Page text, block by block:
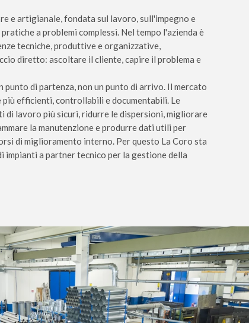
e artigianale, fondata sul lavoro, sull'impegno e
a problemi complessi. Nel tempo l'azienda è
tecniche, produttive e organizzative,
diretto: ascoltare il cliente, capire il problema e
di partenza, non un punto di arrivo. Il mercato
più efficienti, controllabili e documentabili. Le
di lavoro più sicuri, ridurre le dispersioni, migliorare
la manutenzione e produrre dati utili per
di miglioramento interno. Per questo La Coro sta
impianti a partner tecnico per la gestione della